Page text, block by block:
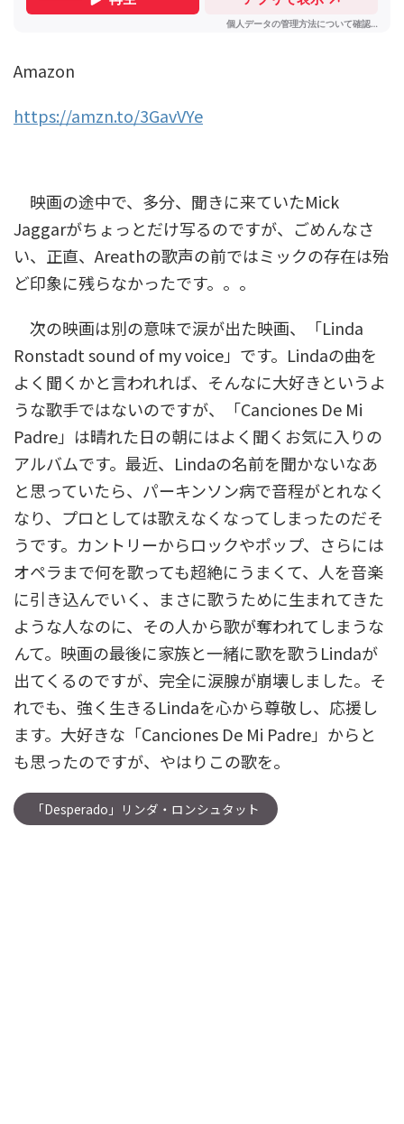
Amazon
https://amzn.to/3GavVYe
映画の途中で、多分、聞きに来ていたMick
Jaggarがちょっとだけ写るのですが、ごめんなさ
い、正直、Areathの歌声の前ではミックの存在は殆
ど印象に残らなかったです。。。
次の映画は別の意味で涙が出た映画、「Linda
Ronstadt sound of my voice」です。Lindaの曲を
よく聞くかと言われれば、そんなに大好きというよ
うな歌手ではないのですが、「Canciones De Mi
Padre」は晴れた日の朝にはよく聞くお気に入りの
アルバムです。最近、Lindaの名前を聞かないなあ
と思っていたら、パーキンソン病で音程がとれなく
なり、プロとしては歌えなくなってしまったのだそ
うです。カントリーからロックやポップ、さらには
オペラまで何を歌っても超絶にうまくて、人を音楽
に引き込んでいく、まさに歌うために生まれてきた
ような人なのに、その人から歌が奪われてしまうな
んて。映画の最後に家族と一緒に歌を歌うLindaが
出てくるのですが、完全に涙腺が崩壊しました。そ
れでも、強く生きるLindaを心から尊敬し、応援し
ます。大好きな「Canciones De Mi Padre」からと
も思ったのですが、やはりこの歌を。
「Desperado」リンダ・ロンシュタット